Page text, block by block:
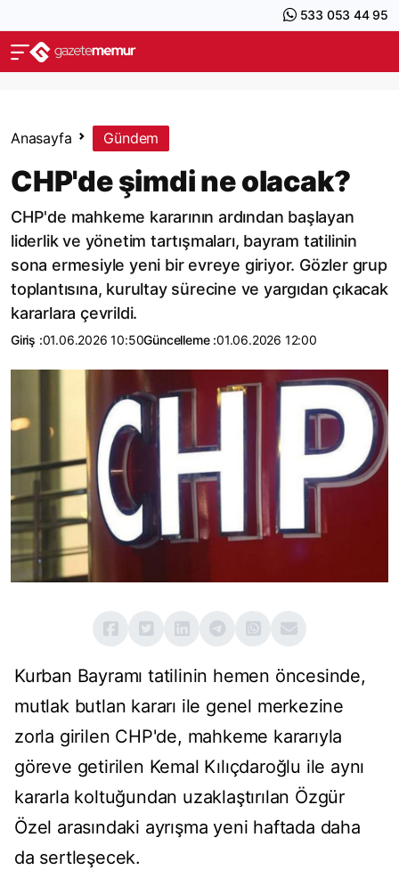
533 053 44 95
Anasayfa Gündem
CHP'de şimdi ne olacak?
CHP'de mahkeme kararının ardından başlayan
liderlik ve yönetim tartışmaları, bayram tatilinin
sona ermesiyle yeni bir evreye giriyor. Gözler grup
toplantısına, kurultay sürecine ve yargıdan çıkacak
kararlara çevrildi.
Giriş :01.06.2026 10:50Güncelleme :01.06.2026 12:00
Kurban Bayramı tatilinin hemen öncesinde,
mutlak butlan kararı ile genel merkezine
zorla girilen CHP'de, mahkeme kararıyla
göreve getirilen Kemal Kılıçdaroğlu ile aynı
kararla koltuğundan uzaklaştırılan Özgür
Özel arasındaki ayrışma yeni haftada daha
da sertleşecek.